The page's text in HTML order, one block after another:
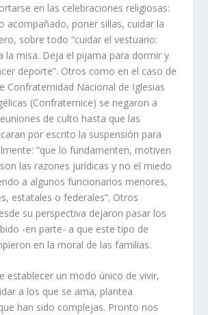
en las celebraciones religiosas:
acompañado, poner sillas, cuidar la
sobre todo “cuidar el vestuario:
la misa. Deja el pijama para dormir y
deporte”. Otros como en el caso de
Confraternidad Nacional de Iglesias
(Confraternice) se negaron a
de culto hasta que las
por escrito la suspensión para
“que lo fundamenten, motiven
las razones jurídicas y no el miedo
a algunos funcionarios menores,
estatales o federales”. Otros
su perspectiva dejaron pasar los
-en parte- a que este tipo de
en la moral de las familias.
establecer un modo único de vivir,
a los que se ama, plantea
han sido complejas. Pronto nos